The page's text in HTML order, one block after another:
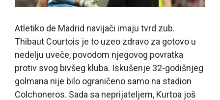
Atletiko de Madrid navijači imaju tvrd zub.
Thibaut Courtois je to uzeo zdravo za gotovo u
nedelju uveče, povodom njegovog povratka
protiv svog bivšeg kluba. Iskušenje 32-godišnjeg
golmana nije bilo ograničeno samo na stadion
Colchoneros. Sada sa neprijateljem, Kurtoa još